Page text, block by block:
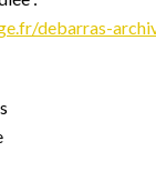
debarras-